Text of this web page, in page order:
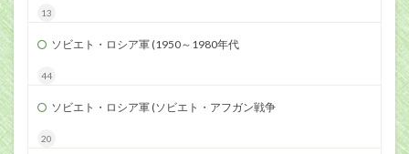
13
ソビエト・ロシア軍 (1950～1980年代
44
ソビエト・ロシア軍 (ソビエト・アフガン戦争
20